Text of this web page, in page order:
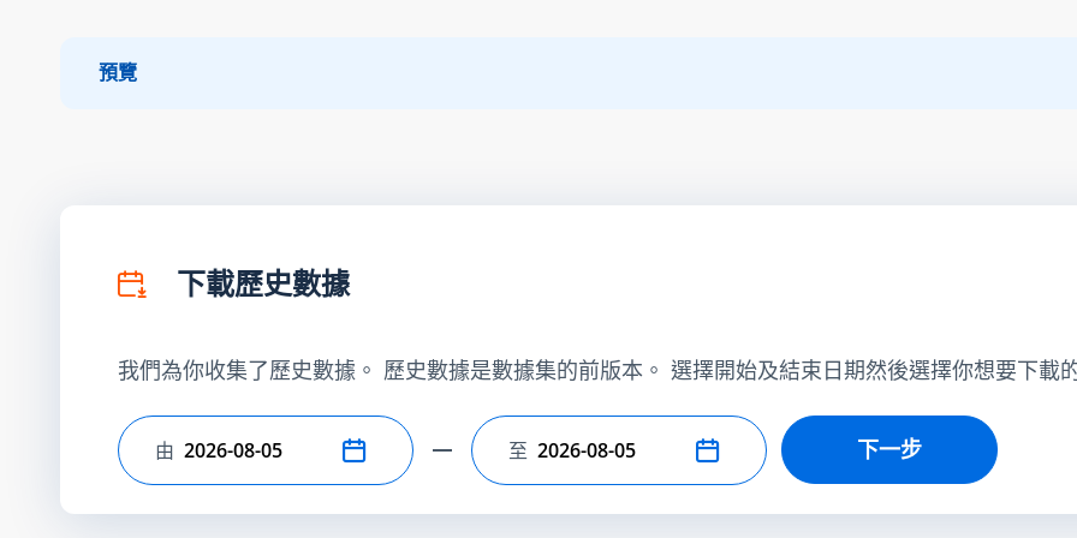
預覽
下載歷史數據
我們為你收集了歷史數據。 歷史數據是數據集的前版本。 選擇開始及結束日期然後選擇你想要下載
選擇開始日期
由 選擇結束日期
至 下一步